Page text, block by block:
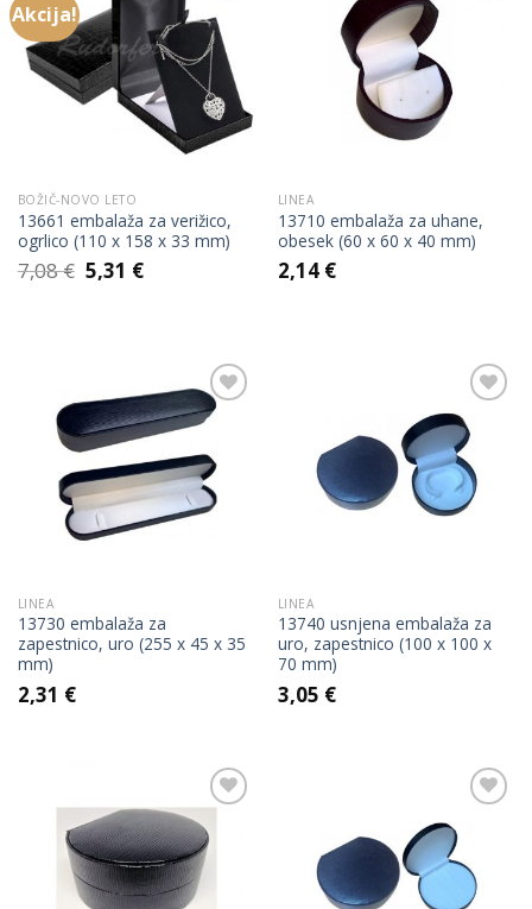
Akcija!
Add to
Wishlist
BOŽIČ-NOVO LETO
13661 embalaža za verižico,
ogrlico (110 x 158 x 33 mm)
7,08€ Izvirna
cena
5,31 €Trenutna
LINEA
13710 embalaža za uhane,
obesek (60 x 60 x 40 mm)
2,14 €
Add to
Wishlist
LINEA
13730 embalaža za
zapestnico, uro (255 x 45 x 35
mm)
2,31 €
Add to
Wishlist
LINEA
13740 usnjena embalaža za
uro, zapestnico (100 x 100 x
70 mm)
3,05 €
Add to
Wishlist
Add to
Wishlist